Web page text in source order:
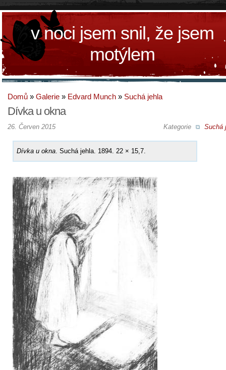
v noci jsem snil, že jsem
motýlem
Domů » Galerie » Edvard Munch » Suchá jehla
Dívka u okna
Kategorie Suchá
26. Červen 2015
Dívka u okna . Suchá jehla. 1894. 22 × 15,7.